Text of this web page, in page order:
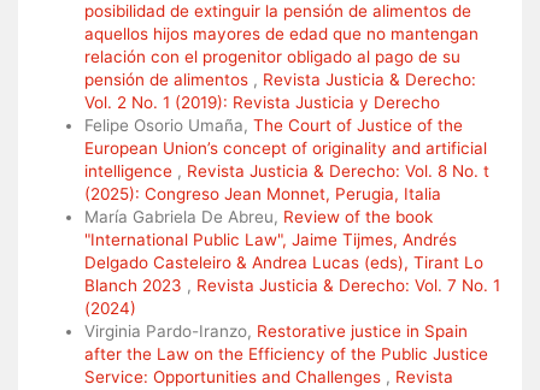
posibilidad de extinguir la pensión de alimentos de
aquellos hijos mayores de edad que no mantengan
relación con el progenitor obligado al pago de su
pensión de alimentos , Revista Justicia & Derecho:
Vol. 2 No. 1 (2019): Revista Justicia y Derecho
Felipe Osorio Umaña, The Court of Justice of the
European Union’s concept of originality and artificial
intelligence , Revista Justicia & Derecho: Vol. 8 No. t
(2025): Congreso Jean Monnet, Perugia, Italia
María Gabriela De Abreu, Review of the book
"International Public Law", Jaime Tijmes, Andrés
Delgado Casteleiro & Andrea Lucas (eds), Tirant Lo
Blanch 2023 , Revista Justicia & Derecho: Vol. 7 No. 1
(2024)
Virginia Pardo-Iranzo, Restorative justice in Spain
after the Law on the Efficiency of the Public Justice
Service: Opportunities and Challenges , Revista